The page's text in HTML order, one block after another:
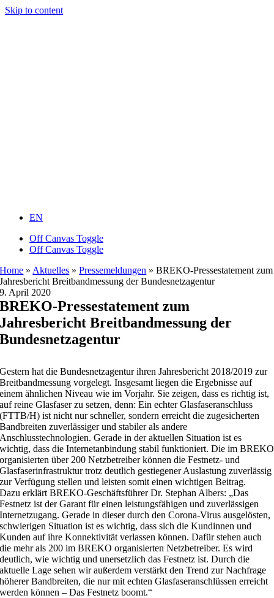
Skip to content
EN
Off Canvas Toggle
Off Canvas Toggle
Home » Aktuelles »Pressemeldungen »BREKO-Pressestatement zum
Jahresbericht Breitbandmessung der Bundesnetzagentur
9. April 2020
BREKO-Pressestatement zum
Jahresbericht Breitbandmessung der
Bundesnetzagentur
Gestern hat die Bundesnetzagentur ihren Jahresbericht 2018/2019 zur
Breitbandmessung vorgelegt. Insgesamt liegen die Ergebnisse auf
einem ähnlichen Niveau wie im Vorjahr. Sie zeigen, dass es richtig ist,
auf reine Glasfaser zu setzen, denn: Ein echter Glasfaseranschluss
(FTTB/H) ist nicht nur schneller, sondern erreicht die zugesicherten
Bandbreiten zuverlässiger und stabiler als andere
Anschlusstechnologien. Gerade in der aktuellen Situation ist es
wichtig, dass die Internetanbindung stabil funktioniert. Die im BREKO
organisierten über 200 Netzbetreiber können die Festnetz- und
Glasfaserinfrastruktur trotz deutlich gestiegener Auslastung zuverlässig
zur Verfügung stellen und leisten somit einen wichtigen Beitrag.
Dazu erklärt BREKO-Geschäftsführer Dr. Stephan Albers: „Das
Festnetz ist der Garant für einen leistungsfähigen und zuverlässigen
Internetzugang. Gerade in dieser durch den Corona-Virus ausgelösten,
schwierigen Situation ist es wichtig, dass sich die Kundinnen und
Kunden auf ihre Konnektivität verlassen können. Dafür stehen auch
die mehr als 200 im BREKO organisierten Netzbetreiber. Es wird
deutlich, wie wichtig und unersetzlich das Festnetz ist. Durch die
aktuelle Lage sehen wir außerdem verstärkt den Trend zur Nachfrage
höherer Bandbreiten, die nur mit echten Glasfaseranschlüssen erreicht
werden können – Das Festnetz boomt.“